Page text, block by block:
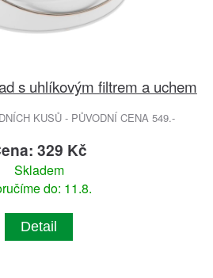
s uhlíkovým filtrem a uchem
KUSŮ - PŮVODNÍ CENA 549.-
329 Kč
Skladem
do: 11.8.
Detail